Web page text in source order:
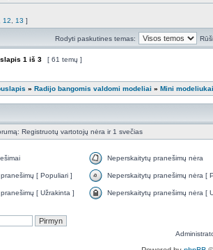
12 13 ]
Rodyti paskutines temas:
1 iš 3 [ 61 temų ]
» Radijo bangomis valdomi modeliai » Mini modeliukai
Registruotų vartotojų nėra ir 1 svečias
Neperskaitytų pranešimų nėra
[ Populiari ] Neperskaitytų pranešimų nėra [
[ Užrakinta ] Neperskaitytų pranešimų nėra [